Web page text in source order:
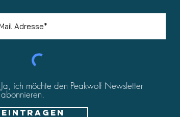
Ja, ich möchte den Peakwolf Newsletter
abonnieren.
Eintragen